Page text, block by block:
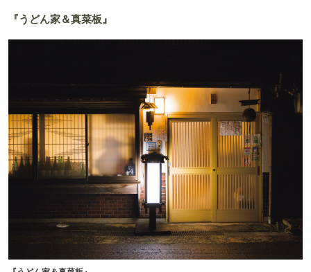
『うどん家＆真菜板』